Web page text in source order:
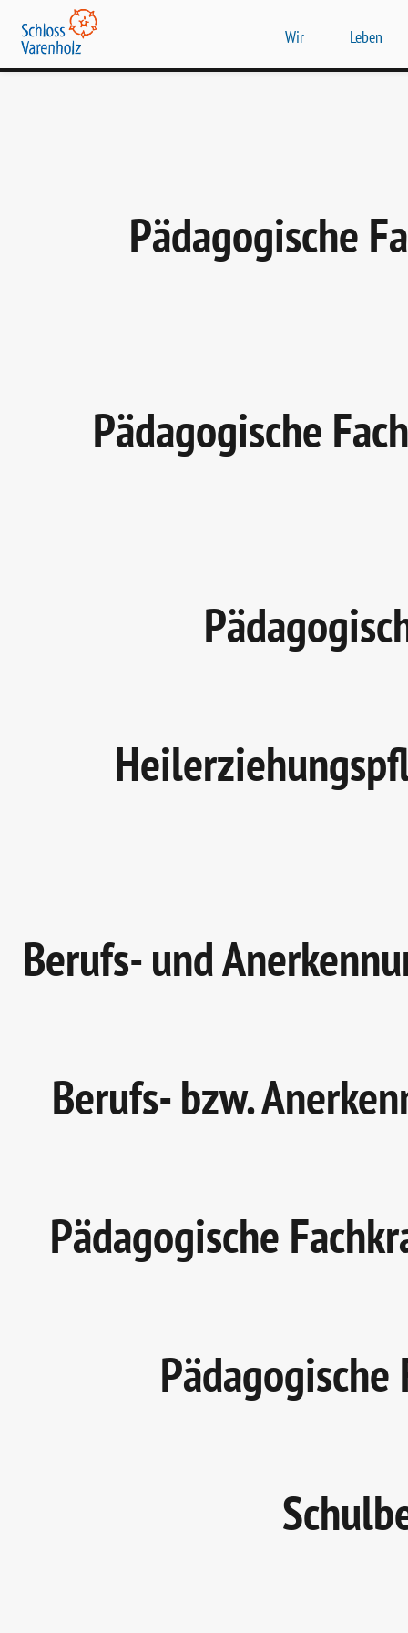
Wir Leben
Pädagogische
Pädagogische
Berufs- und
Berufs- bzw.
Pädagogische